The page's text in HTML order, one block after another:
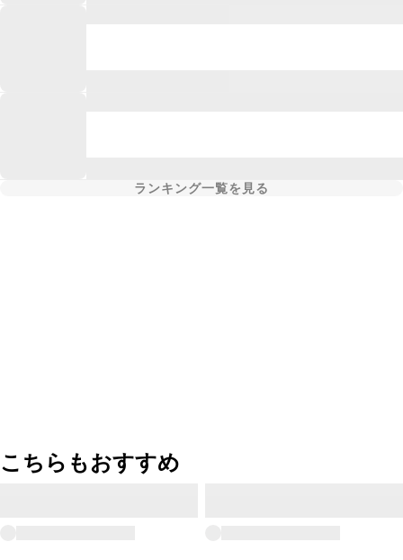
ランキング一覧を見る
こちらもおすすめ